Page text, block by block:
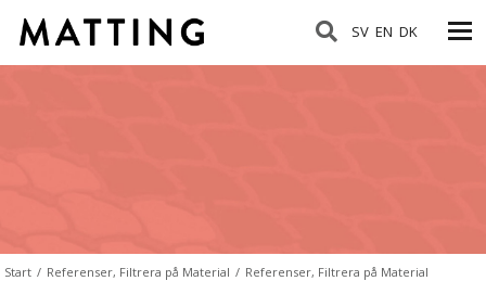
SV EN DK
Start / Referenser, Filtrera på Material / Referenser, Filtrera på Material